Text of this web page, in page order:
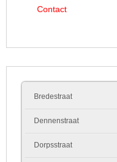
Contact
Bredestraat
Dennenstraat
Dorpsstraat